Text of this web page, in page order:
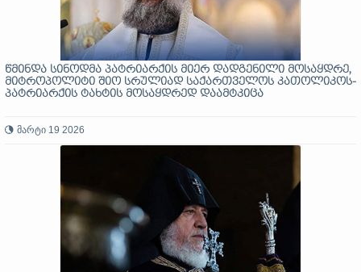
წმინდა სინოდმა პატრიარქის მიერ დადგენილი მოსაყდრე,
მიტროპოლიტი შიო სრულიად საქართველოს კათოლიკოს-
პატრიარქის ტახტის მოსაყდრედ დაამტკიცა
მარტი 19 2026